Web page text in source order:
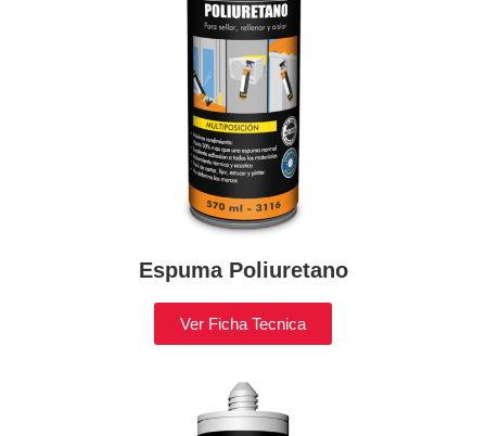
Espuma Poliuretano
Ver Ficha Tecnica